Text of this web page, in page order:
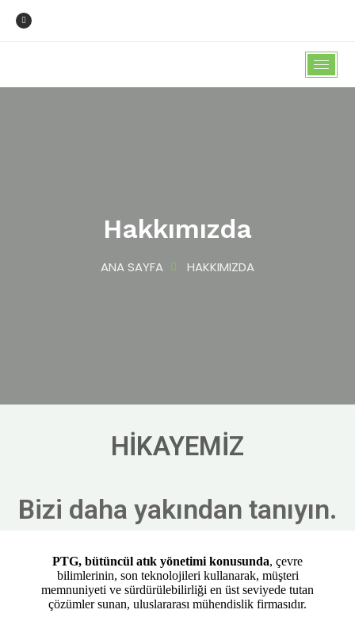
Hakkımızda
ANA SAYFA HAKKIMIZDA
HİKAYEMİZ
Bizi daha yakından tanıyın.
PTG, bütüncül atık yönetimi konusunda, çevre
bilimlerinin, son teknolojileri kullanarak, müşteri
memnuniyeti ve sürdürülebilirliği en üst seviyede tutan
çözümler sunan, uluslararası mühendislik firmasıdır.